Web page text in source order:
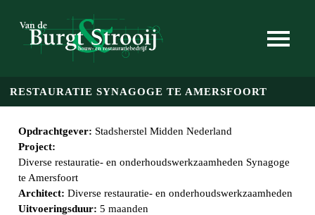
RESTAURATIE SYNAGOGE TE AMERSFOORT
Opdrachtgever: Stadsherstel Midden Nederland
Project:
Diverse restauratie- en onderhoudswerkzaamheden Synagoge
te Amersfoort
Architect: Diverse restauratie- en onderhoudswerkzaamheden
Uitvoeringsduur: 5 maanden